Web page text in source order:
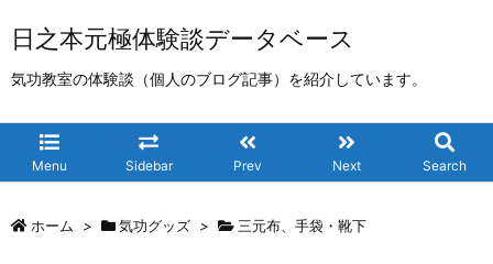
日之本元極体験談データベース
気功教室の体験談（個人のブログ記事）を紹介しています。
Menu Sidebar Prev Next Search
ホーム > 気功グッズ > 三元布、手袋・靴下